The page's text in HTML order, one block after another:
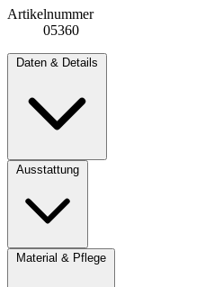
Artikelnummer
05360
Daten & Details
Ausstattung
Material & Pflege